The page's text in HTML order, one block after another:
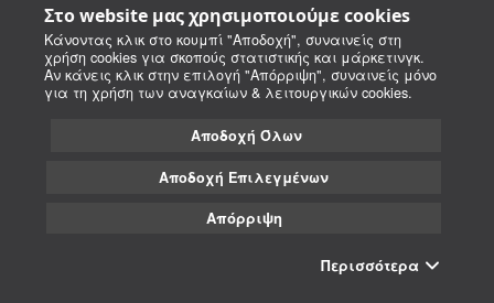
Στο website μας χρησιμοποιούμε cookies
Κάνοντας κλικ στο κουμπί "Αποδοχή", συναινείς στη
χρήση cookies για σκοπούς στατιστικής και μάρκετινγκ.
Αν κάνεις κλικ στην επιλογή "Απόρριψη", συναινείς μόνο
για τη χρήση των αναγκαίων & λειτουργικών cookies.
Αποδοχή Όλων
Αποδοχή Επιλεγμένων
Απόρριψη
Περισσότερα